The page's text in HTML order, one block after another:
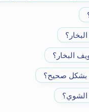
البخار؟
بشكل صحيح؟
الشوي؟